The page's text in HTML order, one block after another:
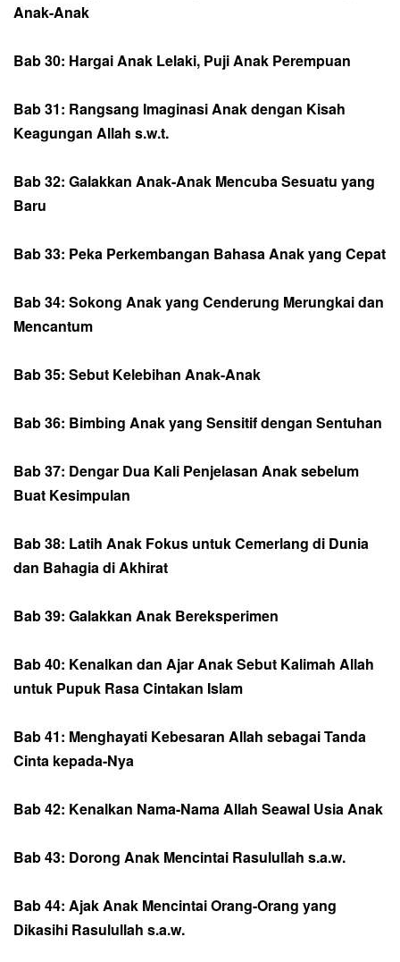
Anak-Anak
Bab 30: Hargai Anak Lelaki, Puji Anak Perempuan
Bab 31: Rangsang Imaginasi Anak dengan Kisah
Keagungan Allah s.w.t.
Bab 32: Galakkan Anak-Anak Mencuba Sesuatu yang
Baru
Bab 33: Peka Perkembangan Bahasa Anak yang Cepat
Bab 34: Sokong Anak yang Cenderung Merungkai dan
Mencantum
Bab 35: Sebut Kelebihan Anak-Anak
Bab 36: Bimbing Anak yang Sensitif dengan Sentuhan
Bab 37: Dengar Dua Kali Penjelasan Anak sebelum
Buat Kesimpulan
Bab 38: Latih Anak Fokus untuk Cemerlang di Dunia
dan Bahagia di Akhirat
Bab 39: Galakkan Anak Bereksperimen
Bab 40: Kenalkan dan Ajar Anak Sebut Kalimah Allah
untuk Pupuk Rasa Cintakan Islam
Bab 41: Menghayati Kebesaran Allah sebagai Tanda
Cinta kepada-Nya
Bab 42: Kenalkan Nama-Nama Allah Seawal Usia Anak
Bab 43: Dorong Anak Mencintai Rasulullah s.a.w.
Bab 44: Ajak Anak Mencintai Orang-Orang yang
Dikasihi Rasulullah s.a.w.